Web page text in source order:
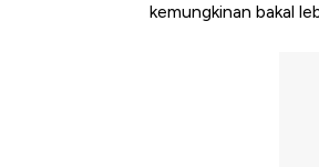
kemungkinan bakal